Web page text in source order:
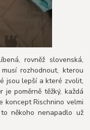
rovněž slovenská,
rozhodnout, kterou
jsou lepší a které zvolit,
je poměrně těžký, každá
koncept Rischnino velmi
někoho nenapadlo už